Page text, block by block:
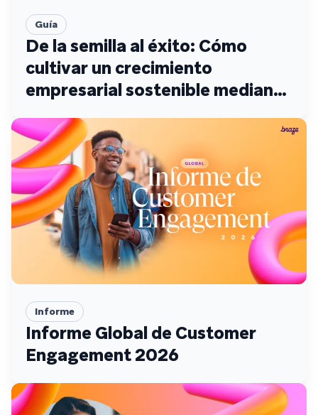
Guía
De la semilla al éxito: Cómo
cultivar un crecimiento
empresarial sostenible mediante
Informe
Informe Global de Customer
Engagement 2026